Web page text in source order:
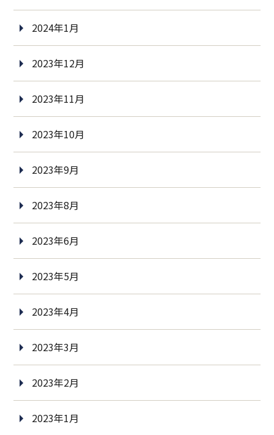
2024年1月
2023年12月
2023年11月
2023年10月
2023年9月
2023年8月
2023年6月
2023年5月
2023年4月
2023年3月
2023年2月
2023年1月